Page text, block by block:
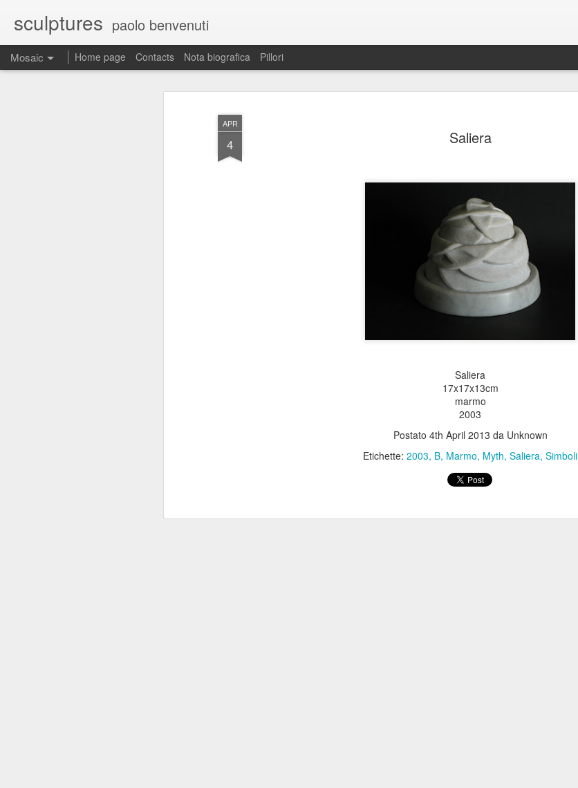
APR
4 Saliera
Saliera
17x17x13cm
marmo
2003
Postato 4th April 2013 da Unknown
Etichette: 2003 B Marmo Myth Saliera Simboli
sculptures paolo benvenuti
Mosaic Home page Contacts Nota biografica Pillori